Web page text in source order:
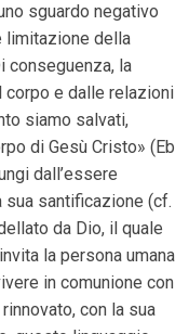
sguardo negativo
limitazione della
conseguenza, la
e dalle relazioni
siamo salvati,
di Gesù Cristo» (Eb
dall’essere
sua santificazione (cf.
da Dio, il quale
la persona umana
in comunione con
con la sua